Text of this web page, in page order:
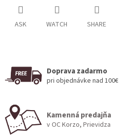
ASK WATCH SHARE
Doprava zadarmo
pri objednávke nad 100€
Kamenná predajňa
v OC Korzo, Prievidza